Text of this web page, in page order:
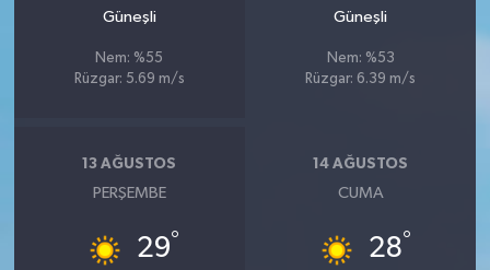
Güneşli
Nem: %55
Rüzgar: 5.69 m/s
Güneşli
Nem: %53
Rüzgar: 6.39 m/s
13 AĞUSTOS
PERŞEMBE
29°
14 AĞUSTOS
CUMA
28°